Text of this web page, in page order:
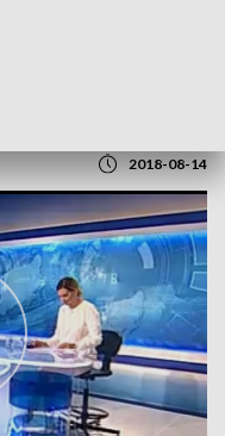
2018-08-14